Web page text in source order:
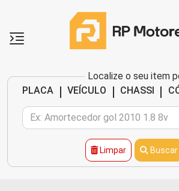
Localize o seu item
PLACA
| VEÍCULO | CHASSI |
Limpar Buscar